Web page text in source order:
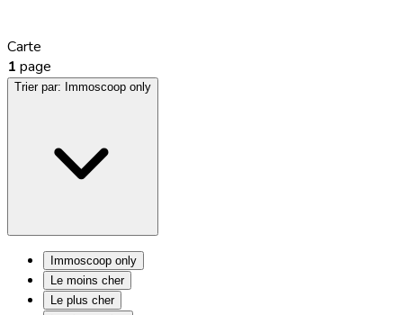
Carte
1 page
Trier par: Immoscoop only
Immoscoop only
Le moins cher
Le plus cher